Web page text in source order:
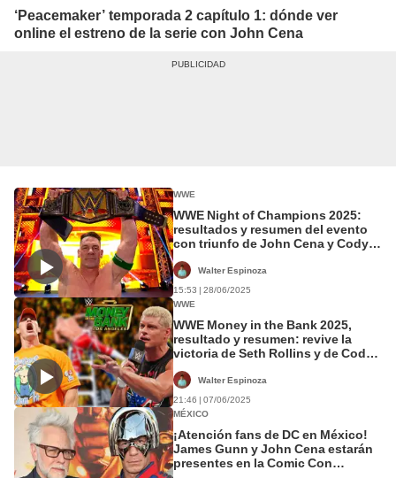
‘Peacemaker’ temporada 2 capítulo 1: dónde ver
online el estreno de la serie con John Cena
WWE
WWE Night of Champions 2025:
resultados y resumen del evento
con triunfo de John Cena y Cody
Walter Espinoza
15:53 | 28/06/2025
WWE
WWE Money in the Bank 2025,
resultado y resumen: revive la
victoria de Seth Rollins y de Cody
Walter Espinoza
21:46 | 07/06/2025
MÉXICO
¡Atención fans de DC en México!
James Gunn y John Cena estarán
presentes en la Comic Con